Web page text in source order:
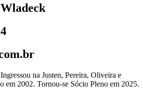
na Justen, Pereira, Oliveira e
em 2002. Tornou-se Sócio Pleno em 2025.